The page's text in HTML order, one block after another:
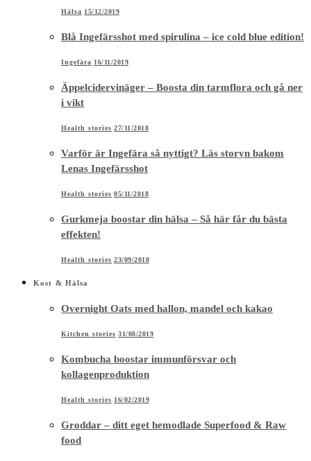
Hälsa 15/12/2019
Blå Ingefärsshot med spirulina – ice cold blue edition!
Ingefära 16/11/2019
Äppelcidervinäger – Boosta din tarmflora och gå ner
i vikt
Health stories 27/11/2018
Varför är Ingefära så nyttigt? Läs storyn bakom
Lenas Ingefärsshot
Health stories 05/11/2018
Gurkmeja boostar din hälsa – Så här får du bästa
effekten!
Health stories 23/09/2018
Kost & Hälsa
Overnight Oats med hallon, mandel och kakao
Kitchen stories 31/08/2019
Kombucha boostar immunförsvar och
kollagenproduktion
Health stories 16/02/2019
Groddar – ditt eget hemodlade Superfood & Raw
food